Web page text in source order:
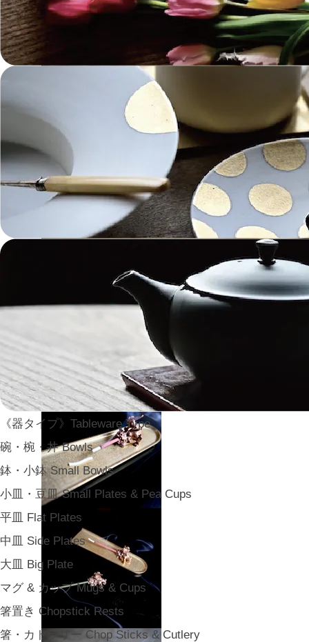
《器タイプ》Tableware Type
碗・椀・丼 Bowls
鉢・小鉢 Small Bowls
小皿・豆皿 Small Plates & Pea Cups
平皿 Flat Plates
中皿 Side Plates
大皿 Big Plate
マグ & カップ Mugs & Cups
箸置き Chopstick Rests
箸・カトラリー Chop Sticks & Cutlery